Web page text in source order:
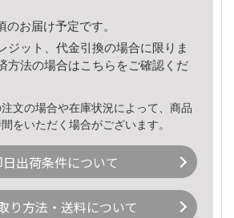
のお届け予定です。
ジット、代金引換の場合に限りま
方法の場合はこちら をご確認くだ
文の場合や在庫状況によって、商品
をいただく場合がございます。
日出荷条件について
り方法・送料について